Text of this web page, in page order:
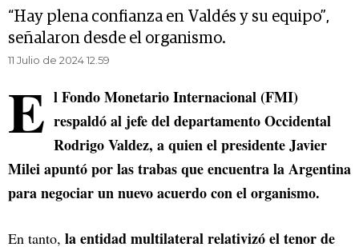
“Hay plena confianza en Valdés y su equipo”,
señalaron desde el organismo.
11 Julio de 2024 12.59
E l Fondo Monetario Internacional (FMI)
respaldó al jefe del departamento Occidental
Rodrigo Valdez, a quien el presidente Javier
Milei apuntó por las trabas que encuentra la Argentina
para negociar un nuevo acuerdo con el organismo.
En tanto, la entidad multilateral relativizó el tenor de